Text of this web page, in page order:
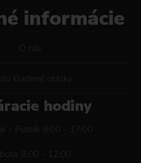
informácie
O nás
kladené otázky
hodiny
- Piatok: 8:00 - 17:00
8:00 - 12:00